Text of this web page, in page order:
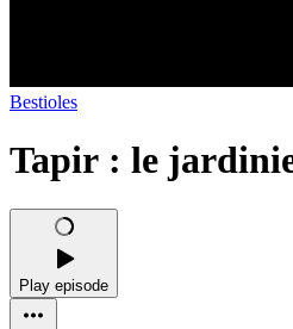
Bestioles
Tapir : le
Play episode